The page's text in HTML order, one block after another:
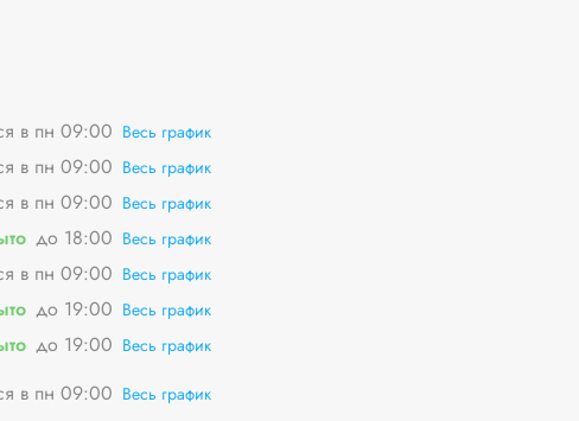
в пн 09:00 Весь график
в пн 09:00 Весь график
в пн 09:00 Весь график
до 18:00 Весь график
в пн 09:00 Весь график
до 19:00 Весь график
до 19:00 Весь график
в пн 09:00 Весь график